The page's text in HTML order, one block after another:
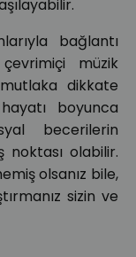
bağlantı
müzik
dikkate
boyunca
becerilerin
noktası olabilir.
olsanız bile,
sizin ve